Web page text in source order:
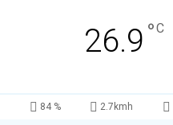
26.9 °C
84 % 2.7kmh